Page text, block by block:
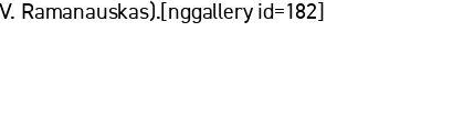
Ramanauskas).[nggallery id=182]